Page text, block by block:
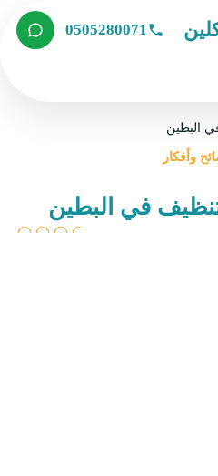
0505280071
البطين
وأفكار
في البطين